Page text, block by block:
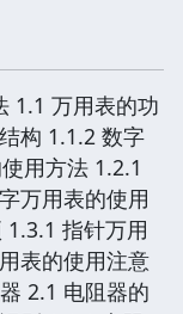
1.1 万用表的功
构 1.1.2 数字
用方法 1.2.1
万用表的使用
指针万用
表的使用注意
2.1 电阻器的